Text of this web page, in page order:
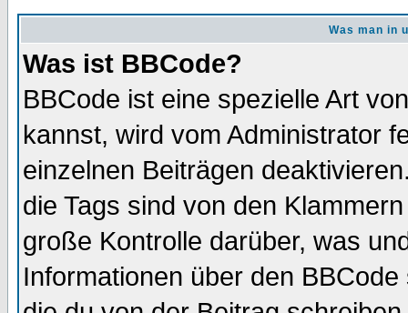
Was man in
Was ist BBCode?
BBCode ist eine spezielle Art
kannst, wird vom Administrator
einzelnen Beiträgen
die Tags sind von den
große Kontrolle darüber, was
Informationen über den